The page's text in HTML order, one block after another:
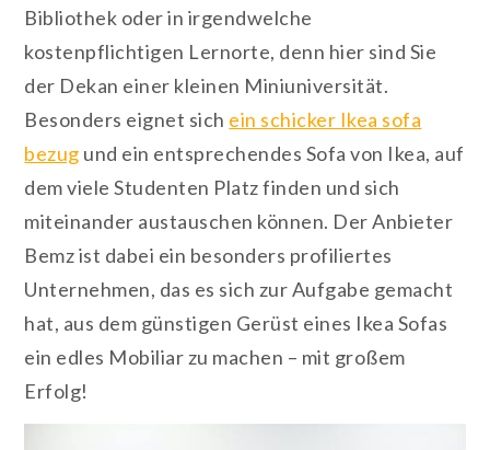
Bibliothek oder in irgendwelche
kostenpflichtigen Lernorte, denn hier sind Sie
der Dekan einer kleinen Miniuniversität.
Besonders eignet sich ein schicker Ikea sofa
bezug und ein entsprechendes Sofa von Ikea, auf
dem viele Studenten Platz finden und sich
miteinander austauschen können. Der Anbieter
Bemz ist dabei ein besonders profiliertes
Unternehmen, das es sich zur Aufgabe gemacht
hat, aus dem günstigen Gerüst eines Ikea Sofas
ein edles Mobiliar zu machen – mit großem
Erfolg!